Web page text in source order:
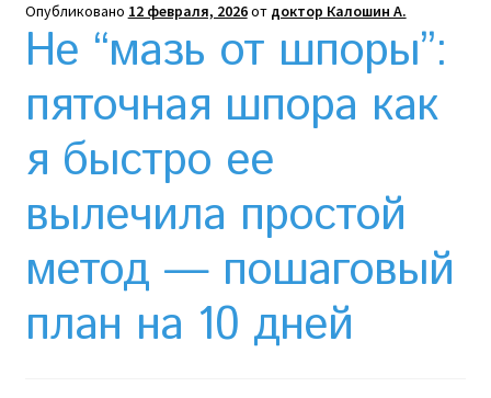
Корзина
Мой аккаунт
Необычный союз NAnews и Nikk.Agency
Отзывы про Клексан
Оформление заказа
Политика конфиденциальности
Опубликовано 12 февраля, 2026от доктор Калошин А.
Не “мазь от шпоры”:
пяточная шпора как
я быстро ее
вылечила простой
метод — пошаговый
план на 10 дней